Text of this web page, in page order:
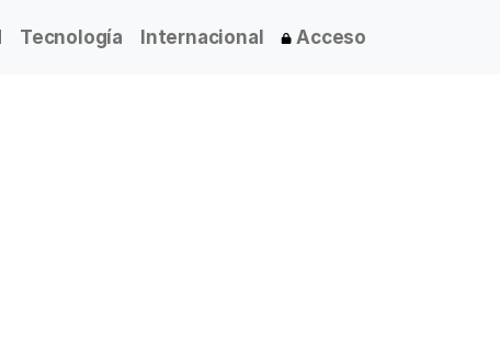
Tecnología Internacional Acceso